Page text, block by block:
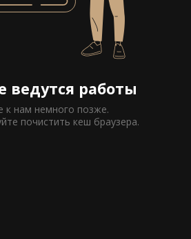
ведутся работы
к нам немного позже.
почистить кеш браузера.